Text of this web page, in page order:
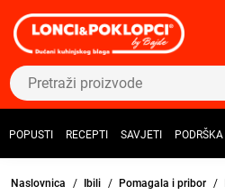
POPUSTI RECEPTI SAVJETI PODRŠKA
Naslovnica Ibili Pomagala i pribor